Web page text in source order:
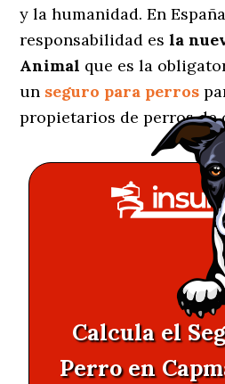
y la humanidad. En
responsabilidad esla
Animal que es la
un seguro para perros
propietarios de perros de
Calcula el
Perro en